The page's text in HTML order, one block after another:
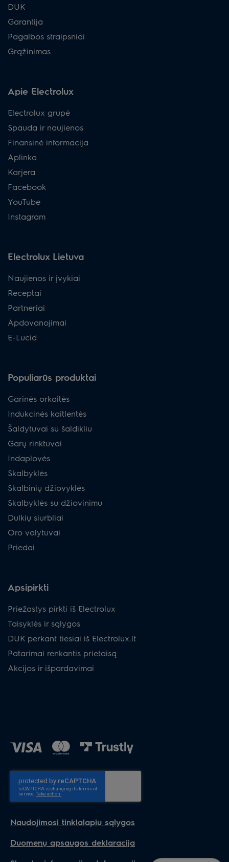
DUK
Garantija
Pagalbos straipsniai
Grąžinimas
Apie Electrolux
Electrolux grupė
Spauda ir naujienos
Finansinė informacija
Aplinka
Karjera
Facebook
YouTube
Instagram
Electrolux Lietuva
Naujienos ir įvykiai
Receptai
Partneriai
Apdovanojimai
E-Lucid
Populiarūs produktai
Garinės orkaitės
Indukcinės kaitlentės
Šaldytuvai su šaldikliu
Garų rinktuvai
Indaplovės
Skalbyklės
Skalbinių džiovyklės
Skalbyklės su džiovinimu
Dulkių siurbliai
Oro valytuvai
Priedai
Apsipirkti
Priežastys pirkti iš Electrolux
Taisyklės ir sąlygos
DUK perkant tiesiai iš Electrolux.lt
Patarimai renkantis prietaisą
Akcijos ir išpardavimai
Naudojimosi tinklalapiu sąlygos
Duomenų apsaugos deklaracija